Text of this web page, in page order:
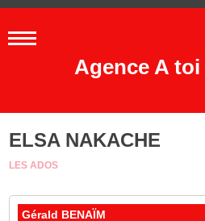
Agence A
ELSA NAKACHE
LES ADOS
Gérald BENAÏM